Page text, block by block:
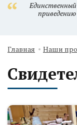
приведению
Главная Наши